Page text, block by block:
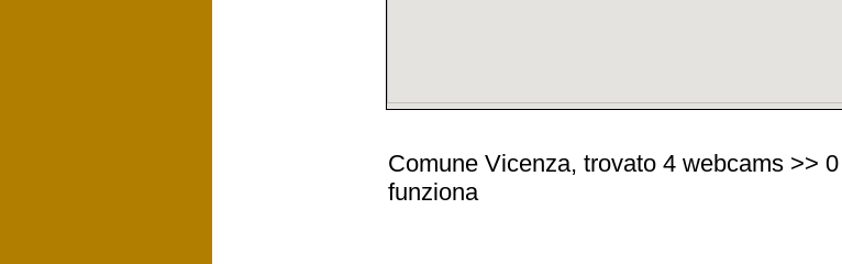
Comune Vicenza, trovato 4 webcams >>
funziona